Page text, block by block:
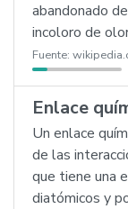
abandonado
incoloro de
Fuente:
Enlace
Un enlace
de las
que tiene una
diatómicos y